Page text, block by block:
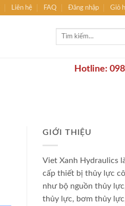
Liên hệ FAQ Đăng nhập Giỏ
Tìm
Hotline:
GIỚI THIỆU
Viet Xanh Hydraulics
cấp thiết bị thủy lực
như bộ nguồn thủy
thủy lực, bơm thủy